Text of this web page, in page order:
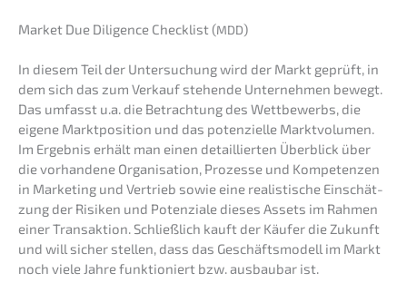
Market Due Diligence Check­list (MDD)
In diesem Teil der Unter­su­chung wird der Markt geprüft, in
dem sich das zum Verkauf stehen­de Unter­neh­men bewegt.
Das umfasst u.a. die Betrach­tung des Wettbe­werbs, die
eigene Markt­po­si­ti­on und das poten­zi­el­le Markt­vo­lu­men.
Im Ergeb­nis erhält man einen detail­lier­ten Überblick über
die vorhan­de­ne Organi­sa­ti­on, Prozes­se und Kompe­ten­zen
in Marke­ting und Vertrieb sowie eine realis­ti­sche Einschät­
zung der Risiken und Poten­zia­le dieses Assets im Rahmen
einer Trans­ak­ti­on. Schließ­lich kauft der Käufer die Zukunft
und will sicher stellen, dass das Geschäfts­mo­dell im Markt
noch viele Jahre funktio­niert bzw. ausbau­bar ist.